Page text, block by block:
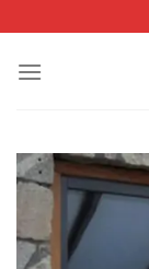
to
content